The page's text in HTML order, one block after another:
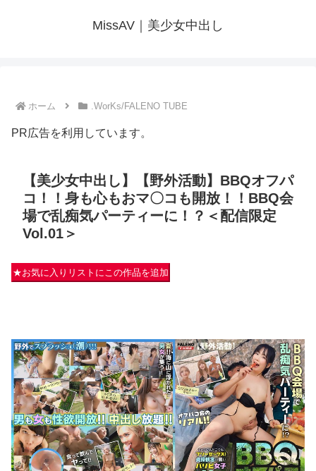
MissAV｜美少女中出し
ホーム .WorKs/FALENO TUBE
PR広告を利用しています。
【美少女中出し】【野外活動】BBQオフパ
コ！！身も心もおマ〇コも開放！！BBQ会
場で乱痴気パーティーに！？＜配信限定
Vol.01＞
★お気に入りリストにこの作品を追加